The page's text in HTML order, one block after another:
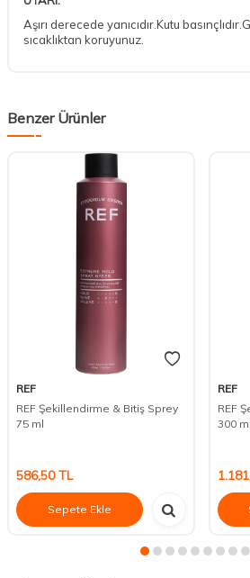
Aşırı derecede yanıcıdır.Kutu
sıcaklıktan koruyunuz.
Benzer Ürünler
REF
REF Şekillendirme & Bitiş Sprey
75 ml
586,50TL
Sepete Ekle
REF
REF
300 ml